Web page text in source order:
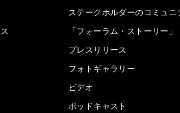
ステークホルダーのコミュニ
「フォーラム・ストーリー」
プレスリリース
フォトギャラリー
ビデオ
ポッドキャスト